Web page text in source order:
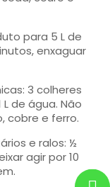
para 5 L de
enxaguar
3 colheres
de água. Não
cobre e ferro.
e ralos: ½
agir por 10